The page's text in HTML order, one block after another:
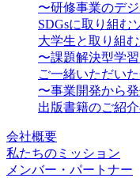
〜研修事業のデ
SDGsに取り組む
大学生と取り組
〜課題解決型学
ご一緒いただい
〜事業開発から
出版書籍のご紹
会社概要
私たちのミッション
メンバー・パートナー